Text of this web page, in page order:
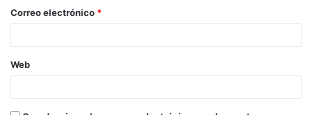
Correo electrónico *
Web